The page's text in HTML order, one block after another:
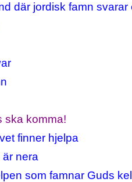
där jordisk famn svarar
ska komma!
finner hjelpa
nera
som famnar Guds